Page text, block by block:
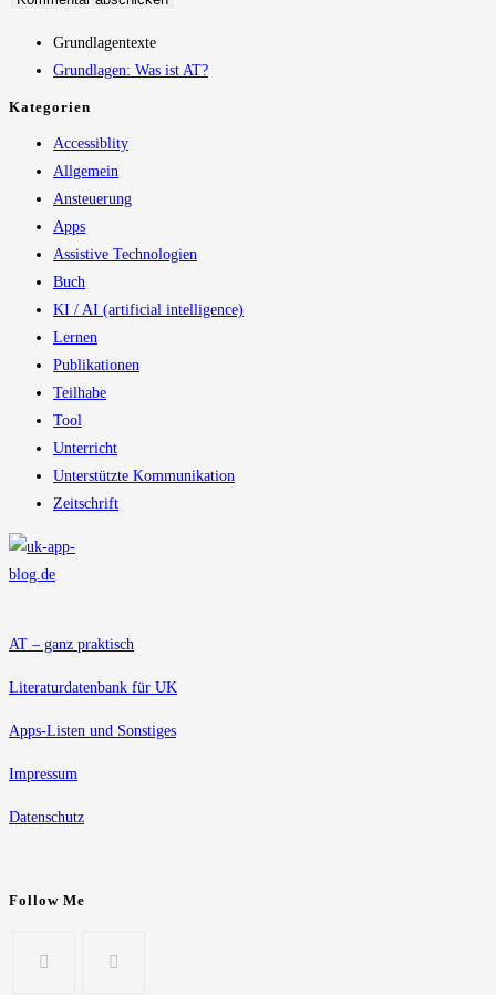
Grundlagentexte
Grundlagen: Was ist AT?
Kategorien
Accessiblity
Allgemein
Ansteuerung
Apps
Assistive Technologien
Buch
KI / AI (artificial intelligence)
Lernen
Publikationen
Teilhabe
Tool
Unterricht
Unterstützte Kommunikation
Zeitschrift
AT – ganz praktisch
Literaturdatenbank für UK
Apps-Listen und Sonstiges
Impressum
Datenschutz
Follow Me